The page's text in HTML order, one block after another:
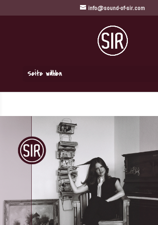
info@sound-of-sir.com
Seite wählen